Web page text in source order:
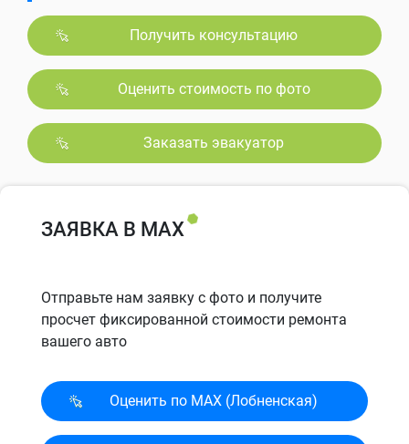
Получить консультацию
Оценить стоимость по фото
Заказать эвакуатор
ЗАЯВКА В MAX
Отправьте нам заявку с фото и получите
просчет фиксированной стоимости ремонта
вашего авто
Оценить по MAX (Лобненская)